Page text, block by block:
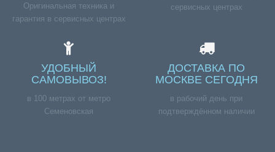
Оригинальная техника и
гарантия в сервисных центрах
сервисных центрах
УДОБНЫЙ
САМОВЫВОЗ!
в 100 метрах от метро
Семеновская
ДОСТАВКА ПО
МОСКВЕ СЕГОДНЯ
в рабочий день при
подтверждённом наличии